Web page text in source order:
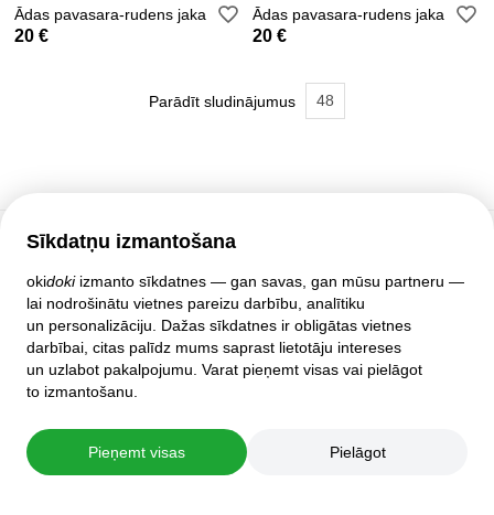
Ādas pavasara-rudens jaka
20 €
Ādas pavasara-rudens jaka
20 €
Parādīt sludinājumus 48
Sīkdatņu izmantošana
okidokiizmanto sīkdatnes — gan savas, gan mūsu partneru —
lai nodrošinātu vietnes pareizu darbību, analītiku
un personalizāciju. Dažas sīkdatnes ir obligātas vietnes
darbībai, citas palīdz mums saprast lietotāju intereses
un uzlabot pakalpojumu. Varat pieņemt visas vai pielāgot
to izmantošanu.
Pieņemt visas Pielāgot
Klientu atbalsts
Palīdzība
Politika un līgumi
Privātuma iestatījumi
Pilnā mājas lapas versija
© 2007–2026 oki